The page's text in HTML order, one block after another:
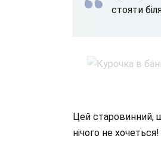
стояти
Цей старовинний,
нічого не